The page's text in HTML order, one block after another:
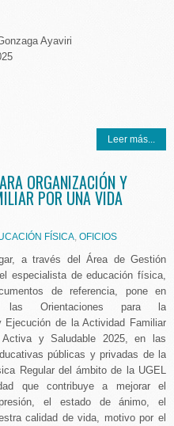
Ayaviri
Leer más...
ORGANIZACIÓN Y
POR UNA VIDA
FÍSICA, OFICIOS
a través del Área de Gestión
especialista de educación física,
de referencia, pone en
las Orientaciones para la
Ejecución de la Actividad Familiar
y Saludable 2025, en las
públicas y privadas de la
Regular del ámbito de la UGEL
que contribuye a mejorar el
el estado de ánimo, el
calidad de vida, motivo por el